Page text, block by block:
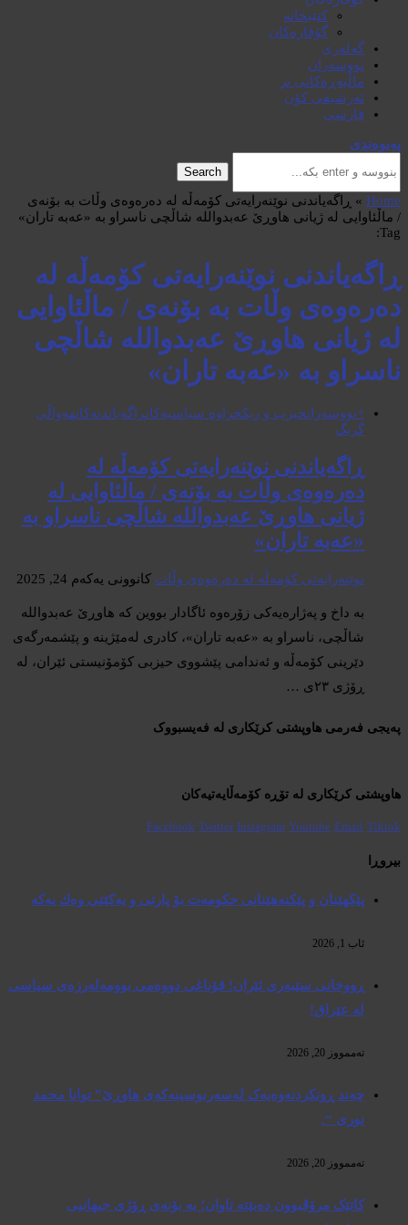
کتێبخانە
گۆڤارەکان
گەلەری
نووسەران
ماڵپەڕەکانی تر
ئەرشیفی کۆن
فارسی
پەیوەندی
Search
Home
» ڕاگەیاندنی نوێنەرایەتی کۆمەڵە لە دەرەوەی وڵات به بۆنەی
/ ماڵئاوایی له ژیانی هاوڕێ عەبدوالله شاڵچی ناسراو به «عەبە تاران»
Tag:
ڕاگەیاندنی نوێنەرایەتی کۆمەڵە لە
دەرەوەی وڵات به بۆنەی / ماڵئاوایی
له ژیانی هاوڕێ عەبدوالله شاڵچی
ناسراو به «عەبە تاران»
+نووسەرانحیزب و ریکخراوە سیاسیەکانڕاگەیاندنەکانهەواڵی
گرنگ
ڕاگەیاندنی نوێنەرایەتی کۆمەڵە لە
دەرەوەی وڵات به بۆنەی / ماڵئاوایی له
ژیانی هاوڕێ عەبدوالله شاڵچی ناسراو به
«عەبە تاران»
نوێنەرایەتی کۆمەڵە لە دەرەوەی وڵات کانوونی یەکەم 24, 2025
بە داخ و پەژارەیەکی زۆرەوە ئاگادار بووین کە هاوڕێ عەبدوالله
شاڵچی، ناسراو بە «عەبە تاران»، کادری لەمێژینە و پێشمەرگەی
دێرینی کۆمەڵە و ئەندامی پێشووی حیزبی کۆمۆنیستی ئێران، لە
ڕۆژی ٢٣ی …
پەیجی فەرمی هاوپشتی کرێکاری لە فەیسبووک
هاوپشتی کرێکاری لە تۆڕە کۆمەڵایەتیەکان
Facebook Twitter Instagram Youtube Email Tiktok
بیروڕا
پێكهێنان و پێكنەهێنانی حكومەت بۆ پارتی و یەكێتی وەك یەكە
ئاب 1, 2026
ڕووخانی سێبەری ئێران! قۆناغی دووەمی بوومەلەرزەی سیاسی
لە عێراق!
تەممووز 20, 2026
چەند ڕونکردنەوەیەک لەسەرنوسینەکەی هاوڕێ” توانا محمد
نوری “.
تەممووز 20, 2026
کاتێک مرۆڤبوون دەبێتە تاوان؛ بە بۆنەی ڕۆژی جیهانیی